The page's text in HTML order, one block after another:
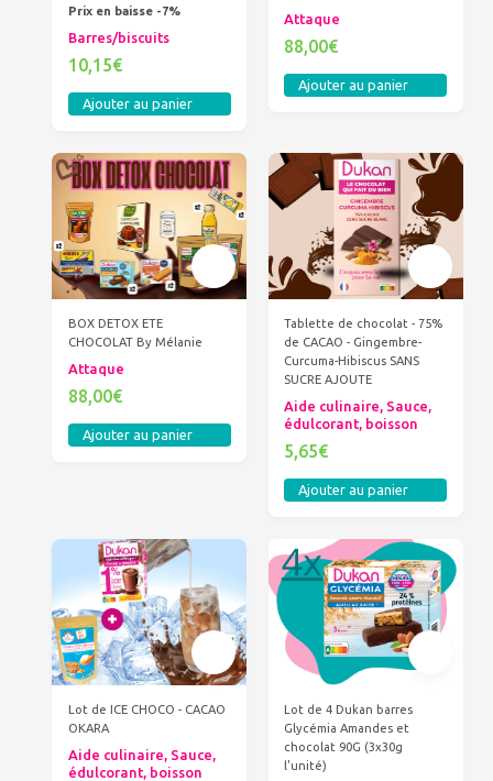
Prix en baisse -7%
Barres/biscuits
10,15€
Ajouter au panier
Attaque
88,00€
Ajouter au panier
BOX DETOX ETE
CHOCOLAT By Mélanie
Attaque
88,00€
Ajouter au panier
Tablette de chocolat - 75%
de CACAO - Gingembre-
Curcuma-Hibiscus SANS
SUCRE AJOUTE
Aide culinaire, Sauce,
édulcorant, boisson
5,65€
Ajouter au panier
Lot de ICE CHOCO - CACAO
OKARA
Aide culinaire, Sauce,
édulcorant, boisson
Lot de 4 Dukan barres
Glycémia Amandes et
chocolat 90G (3x30g
l'unité)